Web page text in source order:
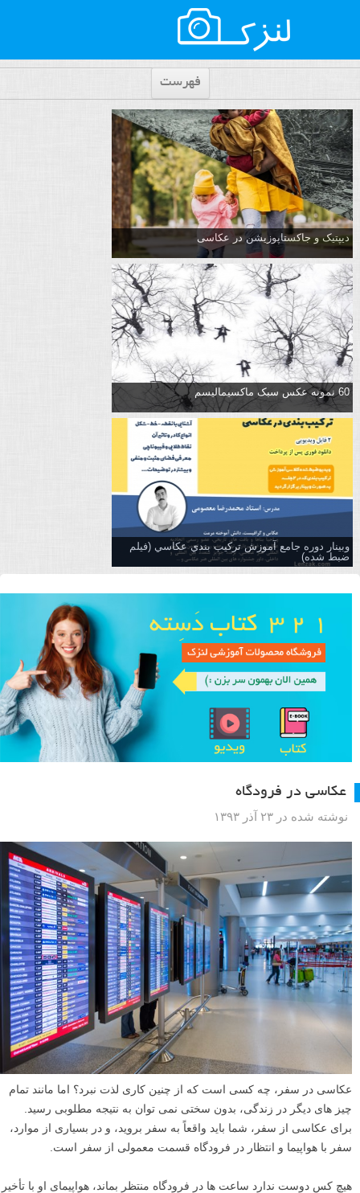
فهرست
دیپتیک و جاکستا‌پوزیشن در عکاسی
60 نمونه عکس سبک ماکسیمالیسم
وبینار دوره جامع آموزش تركيب بندي عكاسي (فیلم
ضبط شده)
عکاسی در فرودگاه
نوشته شده در ۲۳ آذر ۱۳۹۳
عکاسی در سفر، چه کسی است که از چنین کاری لذت نبرد؟ اما مانند تمام
چیز های دیگر در زندگی، بدون سختی نمی توان به نتیجه مطلوبی رسید.
برای عکاسی از سفر، شما باید واقعاً به سفر بروید، و در بسیاری از موارد،
سفر با هواپیما و انتظار در فرودگاه قسمت معمولی از سفر است.
هیچ کس دوست ندارد ساعت ها در فرودگاه منتظر بماند، هواپیمای او با تأخیر